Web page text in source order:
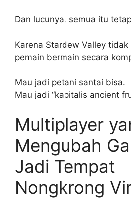
Dan lucunya, semua itu
Karena Stardew Valley tidak
pemain bermain secara
Mau jadi petani santai bisa.
Mau jadi “kapitalis ancient
Multiplayer
Mengubah
Jadi Tempat
Nongkrong